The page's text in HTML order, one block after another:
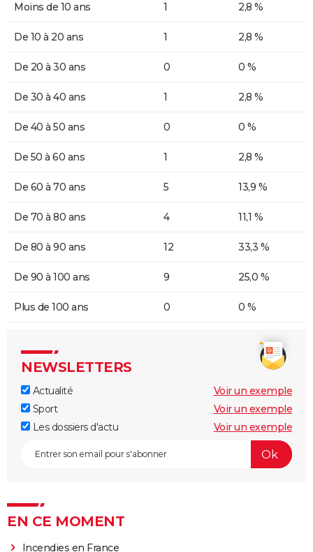
Moins de 10 ans 1 2,8 %
De 10 à 20 ans 1 2,8 %
De 20 à 30 ans 0 0 %
De 30 à 40 ans 1 2,8 %
De 40 à 50 ans 0 0 %
De 50 à 60 ans 1 2,8 %
De 60 à 70 ans 5 13,9 %
De 70 à 80 ans 4 11,1 %
De 80 à 90 ans 12 33,3 %
De 90 à 100 ans 9 25,0 %
Plus de 100 ans 0 0 %
NEWSLETTERS
Actualité
Voir un exemple
Sport
Voir un exemple
Les dossiers d'actu
Voir un exemple
EN CE MOMENT
Incendies en France